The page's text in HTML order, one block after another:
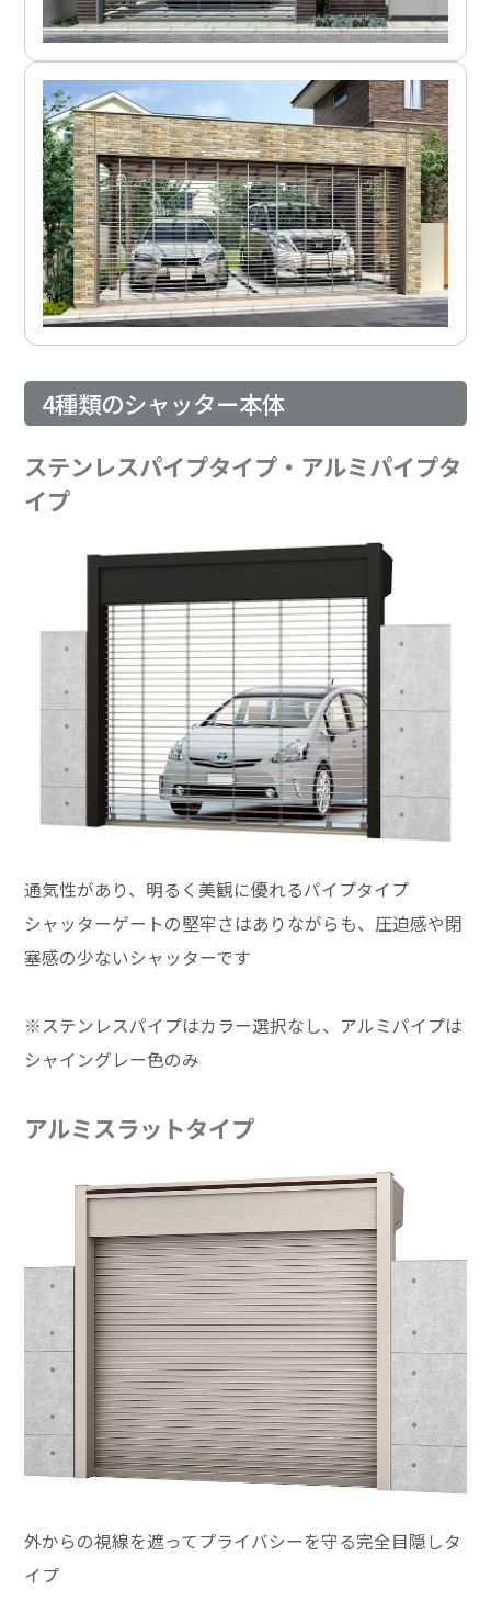
4種類のシャッター本体
ステンレスパイプタイプ・アルミパイプタ
イプ
通気性があり、明るく美観に優れるパイプタイプ
シャッターゲートの堅牢さはありながらも、圧迫感や閉
塞感の少ないシャッターです
※ステンレスパイプはカラー選択なし、アルミパイプは
シャイングレー色のみ
アルミスラットタイプ
外からの視線を遮ってプライバシーを守る完全目隠しタ
イプ